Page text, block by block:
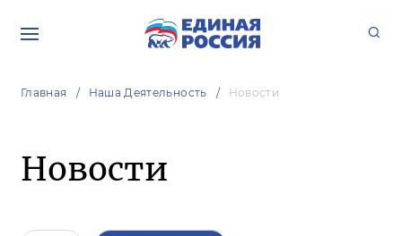
Главная Наша Деятельность Новости
Новости